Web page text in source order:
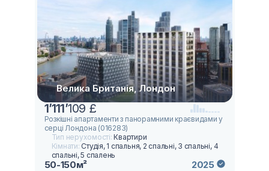
Велика Британія, Лондон
1’111’109 £
Розкішні апартаменти з панорамними краєвидами у
серці Лондона (016283)
Тип нерухомості:Квартири
Кімнати: Студія, 1 спальня, 2 спальні, 3 спальні, 4
спальні, 5 спалень
50-150м² 2025